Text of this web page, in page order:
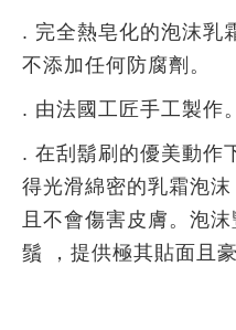
. 完全熱皂化的泡沫乳
不添加任何防腐劑。
. 由法國工匠手工製作。
. 在刮鬍刷的優美動作
得光滑綿密的乳霜泡
且不會傷害皮膚。泡
鬚 ，提供極其貼面且